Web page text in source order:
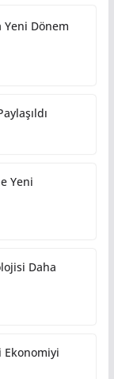
Yeni Dönem
Yeni
Daha
Ekonomiyi